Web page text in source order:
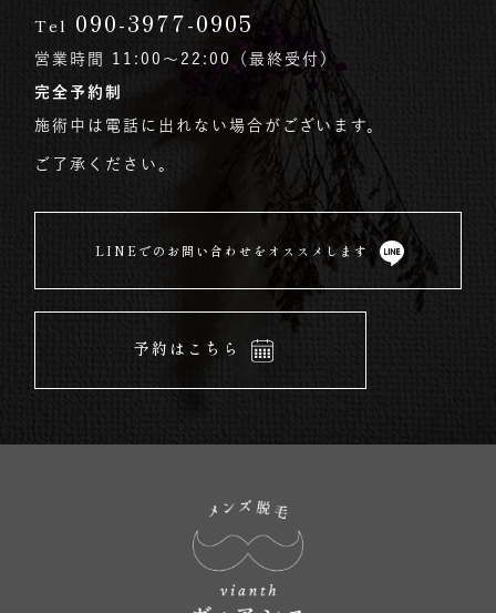
Tel 090-3977-0905
営業時間 11:00〜22:00（最終受付）
完全予約制
施術中は電話に出れない場合がございます。
ご了承ください。
LINEでのお問い合わせをオススメします
予約はこちら